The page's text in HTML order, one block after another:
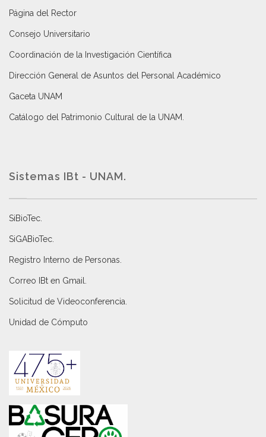
Página del Rector
Consejo Universitario
Coordinación de la Investigación Científica
Dirección General de Asuntos del Personal Académico
Gaceta UNAM
Catálogo del Patrimonio Cultural de la UNAM.
Sistemas IBt - UNAM.
SiBioTec
SiGABioTec.
Registro Interno de Personas
Correo IBt en Gmail
Solicitud de Videoconferencia.
Unidad de Cómputo